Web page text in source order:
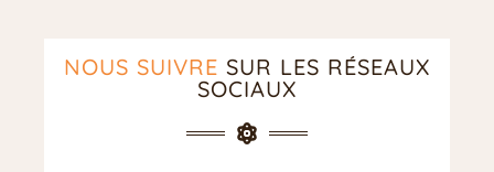
NOUS SUIVRE SUR LES RÉSEAUX
SOCIAUX